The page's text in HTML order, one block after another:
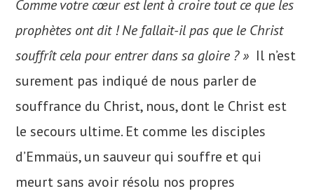
Comme votre cœur est lent à croire tout ce que les
prophètes ont dit ! Ne fallait-il pas que le Christ
souffrît cela pour entrer dans sa gloire ? » Il n’est
surement pas indiqué de nous parler de
souffrance du Christ, nous, dont le Christ est
le secours ultime. Et comme les disciples
d’Emmaüs, un sauveur qui souffre et qui
meurt sans avoir résolu nos propres